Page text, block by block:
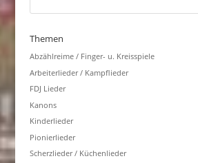
Themen
Abzählreime / Finger- u. Kreisspiele
Arbeiterlieder / Kampflieder
FDJ Lieder
Kanons
Kinderlieder
Pionierlieder
Scherzlieder / Küchenlieder